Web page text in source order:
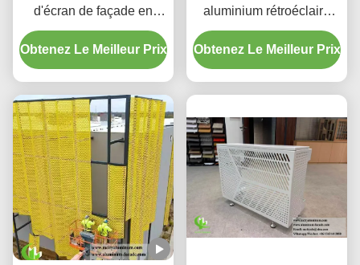
d'écran de façade en
aluminium perforé à
dégradé personnalisé
Obtenez Le Meilleur Prix
aluminium rétroéclairé
perforé personnalisé avec
boîtier LED intégré et
motifs de découpe laser
Obtenez Le Meilleur Prix